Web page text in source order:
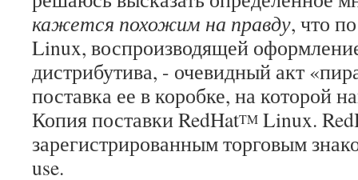
кажется похожим на правду, что
Linux, воспроизводящей
дистрибутива, - очевидный акт
поставка ее в коробке, на которой
Копия поставки RedHatTM Linux.
зарегистрированным торговым
use.